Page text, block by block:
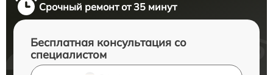
Срочный ремонт от 35 минут
Бесплатная консультация со
специалистом